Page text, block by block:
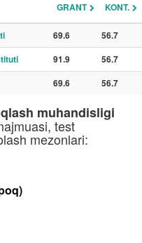
GRANT KONT.
69.6
56.7
91.9
56.7
69.6 56.7
muhandisligi
test
mezonlari: